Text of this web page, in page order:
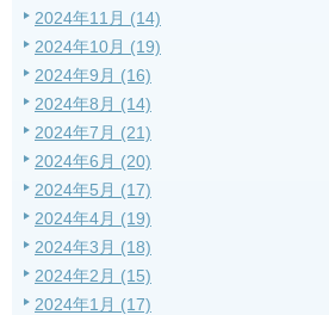
2024年11月 (14)
2024年10月 (19)
2024年9月 (16)
2024年8月 (14)
2024年7月 (21)
2024年6月 (20)
2024年5月 (17)
2024年4月 (19)
2024年3月 (18)
2024年2月 (15)
2024年1月 (17)